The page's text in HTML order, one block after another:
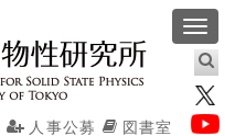
人事公募
図書室